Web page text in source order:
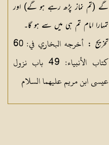
گے (تم نماز پڑھ رہے ہو گے) اور
تمہارا امام تم ہی میں سے ہو گا۔
تخریج :
أخرجه البخاري في: 60
كتاب الأنبياء: 49 باب نزول
عيسى ابن مريم عليهما السلام